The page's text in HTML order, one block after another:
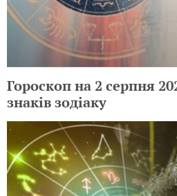
Гороскоп на 2 серпня
знаків зодіаку